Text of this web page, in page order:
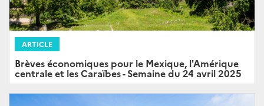
ARTICLE
Brèves économiques pour le Mexique, l'Amérique
centrale et les Caraïbes - Semaine du 24 avril 2025